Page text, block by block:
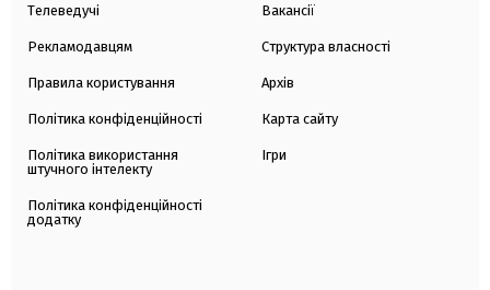
Телеведучі
Рекламодавцям
Правила користування
Політика конфіденційності
Політика використання
штучного інтелекту
Політика конфіденційності
додатку
Вакансії
Структура власності
Архів
Карта сайту
Ігри